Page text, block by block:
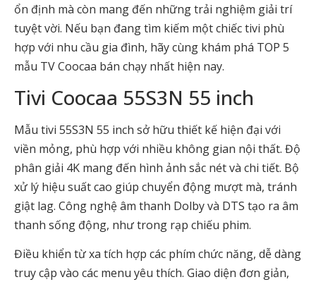
ổn định mà còn mang đến những trải nghiệm giải trí
tuyệt vời. Nếu bạn đang tìm kiếm một chiếc tivi phù
hợp với nhu cầu gia đình, hãy cùng khám phá TOP 5
mẫu TV Coocaa bán chạy nhất hiện nay.
Tivi Coocaa 55S3N 55 inch
Mẫu tivi 55S3N 55 inch sở hữu thiết kế hiện đại với
viền mỏng, phù hợp với nhiều không gian nội thất. Độ
phân giải 4K mang đến hình ảnh sắc nét và chi tiết. Bộ
xử lý hiệu suất cao giúp chuyển động mượt mà, tránh
giật lag. Công nghệ âm thanh Dolby và DTS tạo ra âm
thanh sống động, như trong rạp chiếu phim.
Điều khiển từ xa tích hợp các phím chức năng, dễ dàng
truy cập vào các menu yêu thích. Giao diện đơn giản,